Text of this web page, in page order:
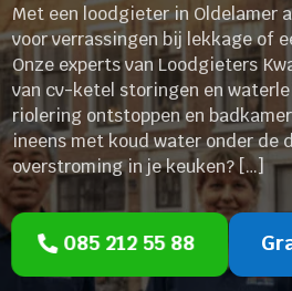
Met een loodgieter in Oldelamer
voor verrassingen bij lekkage of
Onze experts van Loodgieters
van cv-ketel storingen en
riolering ontstoppen en
ineens met koud water onder de
overstroming in je keuken? […]
085 212 55 88